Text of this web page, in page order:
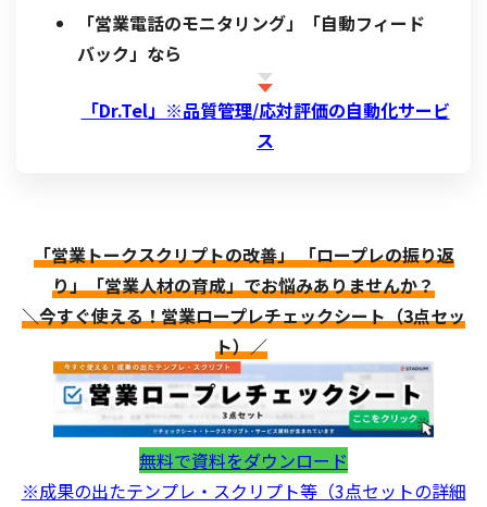
「営業電話のモニタリング」「自動フィード
バック」なら
「Dr.Tel」※品質管理/応対評価の自動化サービ
ス
「営業トークスクリプトの改善」 「ロープレの振り返
り」「営業人材の育成」でお悩みありませんか？
＼今すぐ使える！営業ロープレチェックシート（3点セッ
ト）／
無料で資料をダウンロード
※成果の出たテンプレ・スクリプト等（3点セットの詳細